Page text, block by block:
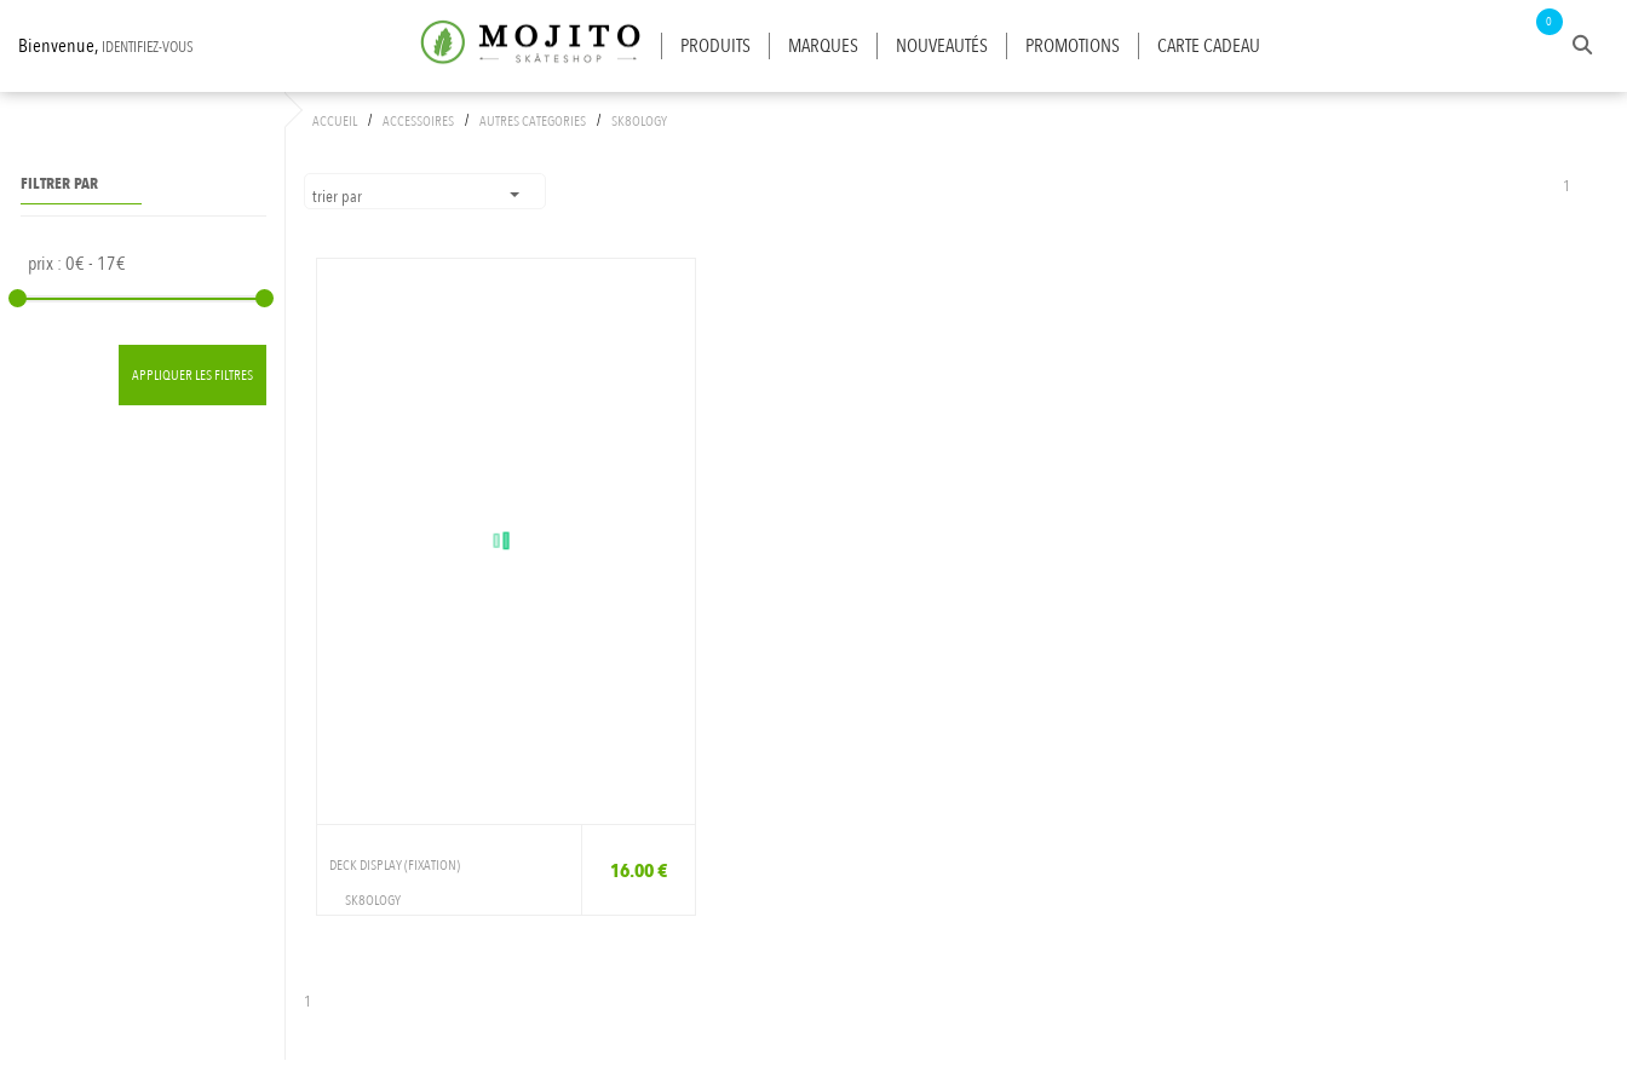
Bienvenue, IDENTIFIEZ-VOUS PRODUITS MARQUES NOUVEAUTÉS PROMOTIONS CARTE CADEAU
0
FILTRER PAR
prix :0€ - 17€
APPLIQUER LES FILTRES
ACCUEIL / ACCESSOIRES / AUTRES CATEGORIES / SK8OLOGY
trier par 1
DECK DISPLAY (FIXATION)
SK8OLOGY
16.00 €
1